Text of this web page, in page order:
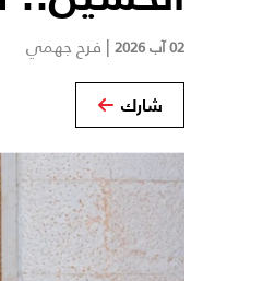
02 آب 2026 | فرح جهمي
شارك